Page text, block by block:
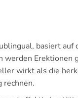
basiert auf
werden Erektionen
wirkt als die